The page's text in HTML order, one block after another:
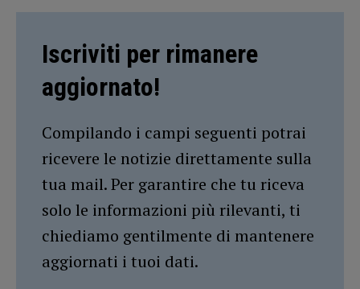
Iscriviti per rimanere
aggiornato!
Compilando i campi seguenti potrai
ricevere le notizie direttamente sulla
tua mail. Per garantire che tu riceva
solo le informazioni più rilevanti, ti
chiediamo gentilmente di mantenere
aggiornati i tuoi dati.